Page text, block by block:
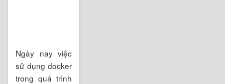
Ngày nay việc
sử dụng docker
trong quá trình